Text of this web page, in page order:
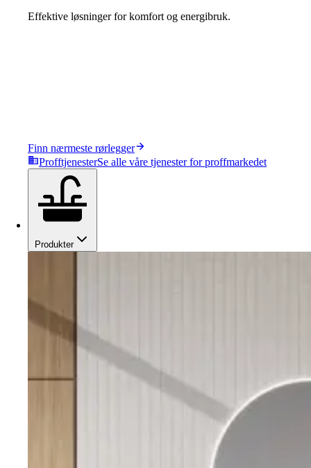
Effektive løsninger for komfort og energibruk.
Finn nærmeste rørlegger
ProfftjenesterSe alle våre tjenester for proffmarkedet
Produkter